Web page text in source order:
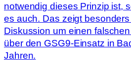
notwendig dieses Prinzip ist,
es auch. Das zeigt
Diskussion um einen falschen
über den GSG9-Einsatz in
Jahren.